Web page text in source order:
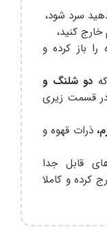
سرد شود،
خارج کنید،
باز کرده و
دو شلنگ و
قسمت زیری
ذرات قهوه و
قابل جدا
کرده و کاملا